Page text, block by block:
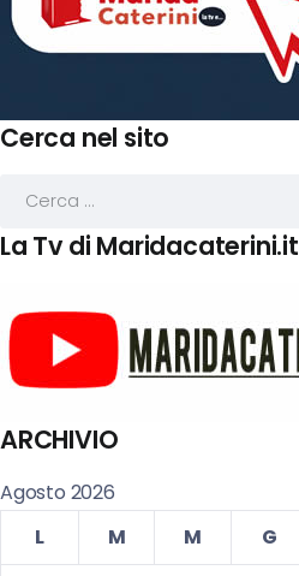
Cerca nel sito
La Tv di Maridacaterini.it
ARCHIVIO
Agosto 2026
L
M M G